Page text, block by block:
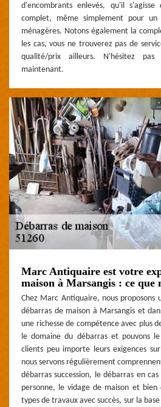
d'encombrants enlevés, qu'il
complet, même simplement pour un
ménagères. Notons également la
les cas, vous ne trouverez pas de
qualité/prix ailleurs. N'hésitez
maintenant.
Marc Antiquaire est votre
maison à Marsangis : ce que
Chez Marc Antiquaire, nous proposons
débarras de maison à Marsangis et
une richesse de compétence avec plus
le domaine du débarras et pouvons
clients peu importe leurs exigences
nous servons régulièrement
débarras succession, le débarras en
personne, le vidage de maison et bien
types de travaux avec succès, sur la